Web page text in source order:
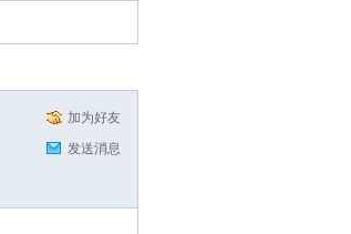
加为好友
发送消息